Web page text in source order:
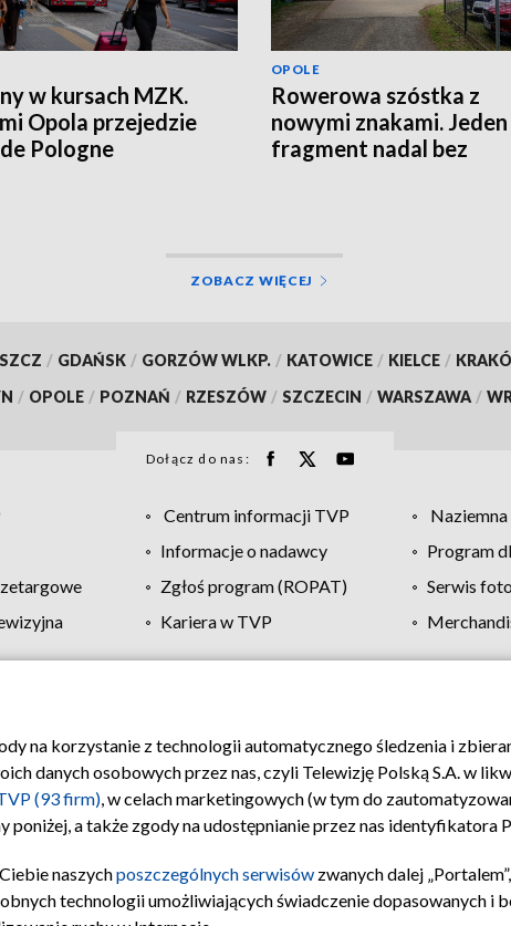
w kursach MZK.
Opola przejedzie
Pologne
OPOLE
Rowerowa szóstka z
nowymi znakami. Jeden
fragment nadal bez
ZOBACZ WIĘCEJ
/ GDAŃSK / GORZÓW WLKP. / KATOWICE / KIELCE /
/ OPOLE / POZNAŃ / RZESZÓW / SZCZECIN / WARSZAWA /
Dołącz do nas:
Centrum informacji TVP
Informacje o nadawcy
Program
Zgłoś program (ROPAT)
Serwis
Kariera w TVP
Polityka prywatności Moje zgody Pomoc Biuro
na korzystanie z technologii automatycznego śledzenia i
danych osobowych przez nas, czyli Telewizję Polską S.A. w
(93 firm), w celach marketingowych (w tym do
a także zgody na udostępnianie przez nas identyfikatora
naszychposzczególnych serwisów zwanych dalej
technologii umożliwiających świadczenie dopasowanych i